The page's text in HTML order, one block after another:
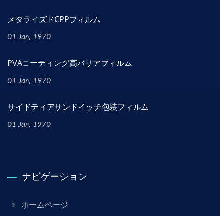
メタライズドCPPフィルム
01 Jan, 1970
PVAコーティング高バリアフィルム
01 Jan, 1970
サイドティアサンドイッチ包装フィルム
01 Jan, 1970
ナビゲーション
ホームページ